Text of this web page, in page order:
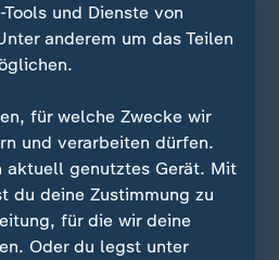
und Dienste von
anderem um das Teilen
für welche Zwecke wir
und verarbeiten dürfen.
aktuell genutztes Gerät. Mit
du deine Zustimmung zu
für die wir deine
Oder du legst unter